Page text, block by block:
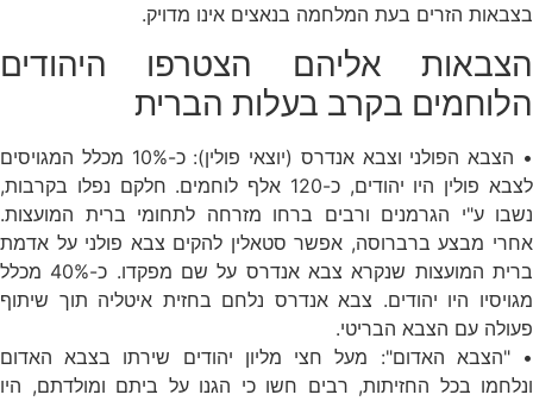
בצבאות הזרים בעת המלחמה בנאצים אינו מדויק.
הצבאות אליהם הצטרפו היהודים
הלוחמים בקרב בעלות הברית
• הצבא הפולני וצבא אנדרס (יוצאי פולין): כ-10% מכלל המגויסים
לצבא פולין היו יהודים, כ-120 אלף לוחמים. חלקם נפלו בקרבות,
נשבו ע"י הגרמנים ורבים ברחו מזרחה לתחומי ברית המועצות.
אחרי מבצע ברברוסה, אפשר סטאלין להקים צבא פולני על אדמת
ברית המועצות שנקרא צבא אנדרס על שם מפקדו. כ-40% מכלל
מגויסיו היו יהודים. צבא אנדרס נלחם בחזית איטליה תוך שיתוף
פעולה עם הצבא הבריטי.
• "הצבא האדום": מעל חצי מליון יהודים שירתו בצבא האדום
ונלחמו בכל החזיתות, רבים חשו כי הגנו על ביתם ומולדתם, היו